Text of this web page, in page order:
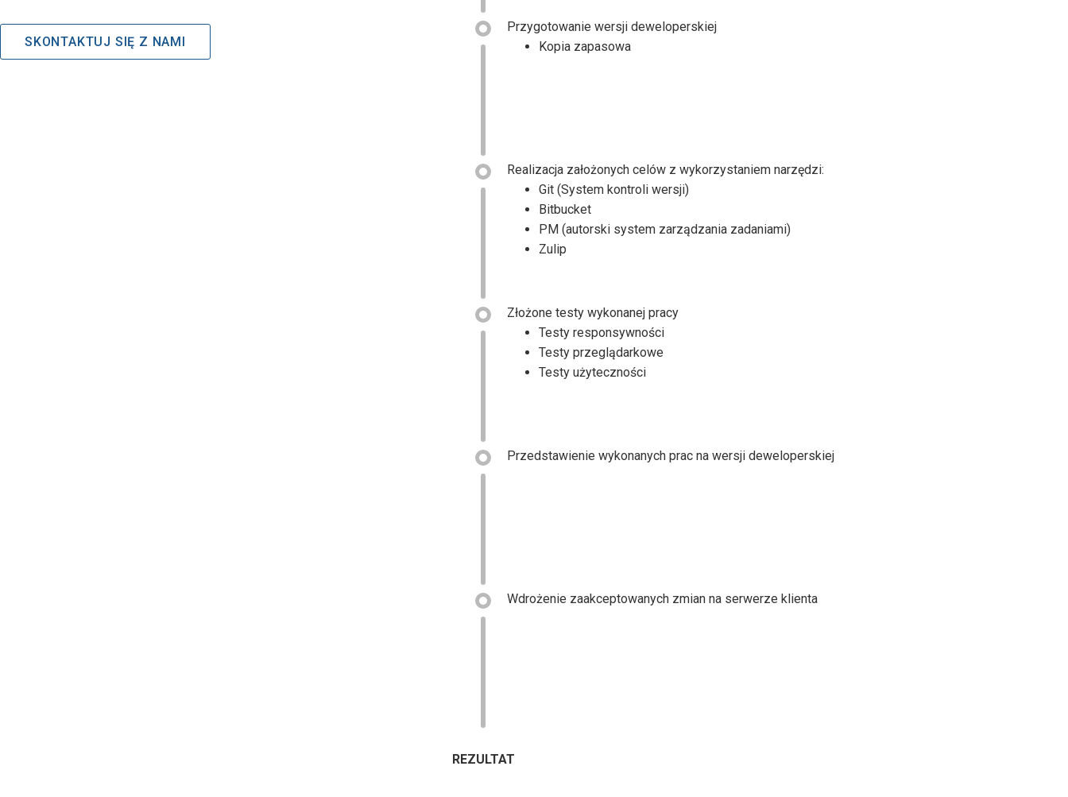
SKONTAKTUJ SIĘ Z NAMI
REZULTAT
REZULTAT
Przygotowanie wersji deweloperskiej
Kopia zapasowa
Realizacja założonych celów z wykorzystaniem narzędzi:
Git (System kontroli wersji)
Bitbucket
PM (autorski system zarządzania zadaniami)
Zulip
Złożone testy wykonanej pracy
Testy responsywności
Testy przeglądarkowe
Testy użyteczności
Przedstawienie wykonanych prac na wersji deweloperskiej
Wdrożenie zaakceptowanych zmian na serwerze klienta